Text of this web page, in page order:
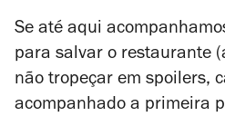
Se até aqui
para salvar o restaurante
não tropeçar em spoilers,
acompanhado a primeira